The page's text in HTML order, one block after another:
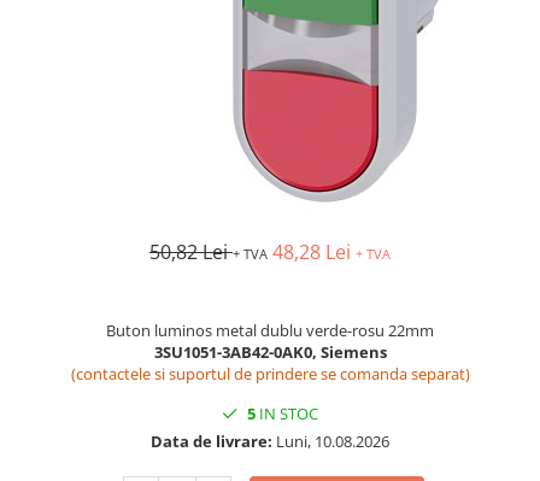
AFDD - Sigurante & dispozitive de
50,82 Lei+ TVA 48,28 Lei + TVA
Buton luminos metal dublu verde-rosu 22mm
3SU1051-3AB42-0AK0, Siemens
(contactele si suportul de prindere se comanda separat)
5 IN STOC
Data de livrare: Luni, 10.08.2026